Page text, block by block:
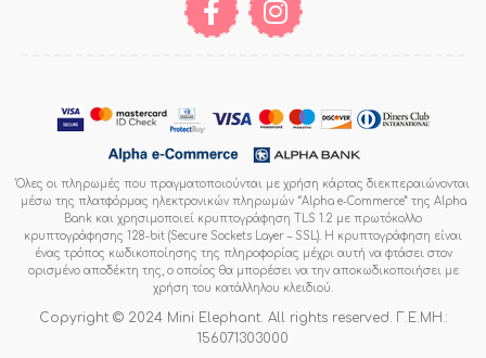
Όλες οι πληρωμές που πραγματοποιούνται με χρήση κάρτας διεκπεραιώνονται
μέσω της πλατφόρμας ηλεκτρονικών πληρωμών “Alpha e-Commerce” της Alpha
Bank και χρησιμοποιεί κρυπτογράφηση TLS 1.2 με πρωτόκολλο
κρυπτογράφησης 128-bit (Secure Sockets Layer – SSL). Η κρυπτογράφηση είναι
ένας τρόπος κωδικοποίησης της πληροφορίας μέχρι αυτή να φτάσει στον
ορισμένο αποδέκτη της, ο οποίος θα μπορέσει να την αποκωδικοποιήσει με
χρήση του κατάλληλου κλειδιού.
Copyright © 2024 Mini Elephant. All rights reserved. Γ.Ε.ΜΗ.:
156071303000